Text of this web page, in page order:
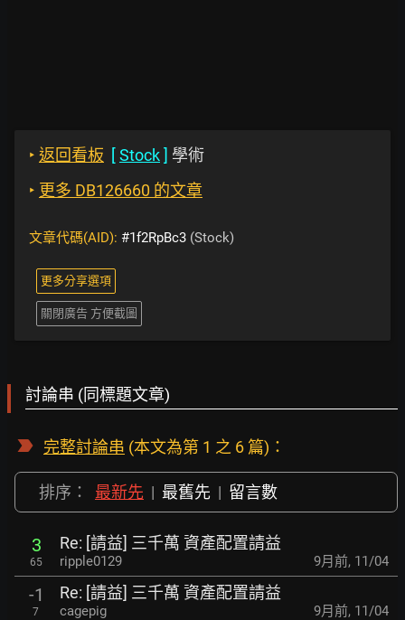
‣ 返回看板 [Stock] 學術
‣ 更多 DB126660 的文章
文章代碼(AID): #1f2RpBc3 (Stock)
更多分享選項
關閉廣告 方便截圖
討論串 (同標題文章)
完整討論串 (本文為第 1 之 6 篇)：
排序： 最新先 | 最舊先 | 留言數
3
65
Re: [請益] 三千萬 資產配置請益
ripple0129 9月前, 11/04
-1
7
Re: [請益] 三千萬 資產配置請益
cagepig 9月前, 11/04